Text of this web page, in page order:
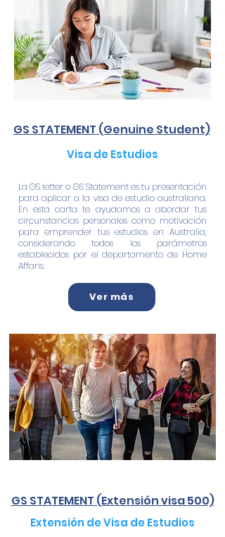
GS STATEMENT (Genuine Student)
Visa de Estudios
La GS letter o GS Statement es tu presentación
para aplicar a la visa de estudio australiana.
En esta carta te ayudamos a abordar tus
circunstancias personales como motivación
para emprender tus estudios en Australia,
considerando todos los parámetros
establecidos por el departamento de Home
Affaris.
Ver más
GS STATEMENT (Extensión visa 500)
Extensión de Visa de Estudios